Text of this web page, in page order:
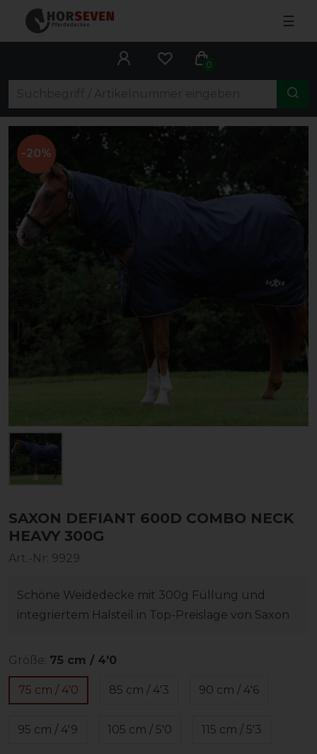
☰
0
-20%
SAXON DEFIANT 600D COMBO NECK
HEAVY 300G
Art.-Nr: 9929
Schöne Weidedecke mit 300g Füllung und
integriertem Halsteil in Top-Preislage von Saxon
Größe: 75 cm / 4'0
75 cm / 4'0 85 cm / 4'3 90 cm / 4'6
95 cm / 4'9 105 cm / 5'0 115 cm / 5'3